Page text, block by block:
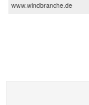
www.windbranche.de